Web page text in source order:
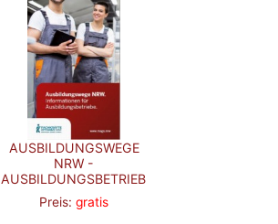
AUSBILDUNGSWEGE
NRW -
AUSBILDUNGSBETRIEBE
Preis: gratis